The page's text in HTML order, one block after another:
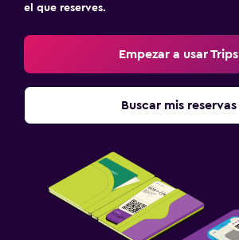
el que reserves.
Empezar a usar Trips
Buscar mis reservas